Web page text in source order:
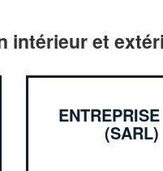
intérieur et
(SARL)